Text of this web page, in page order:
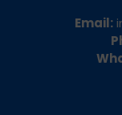
Email: